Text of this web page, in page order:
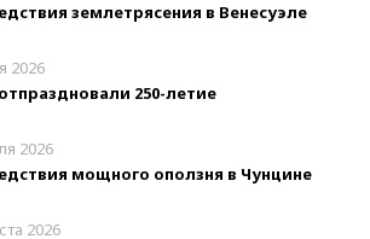
землетрясения в Венесуэле
2026
250-летие
2026
мощного оползня в Чунцине
2026